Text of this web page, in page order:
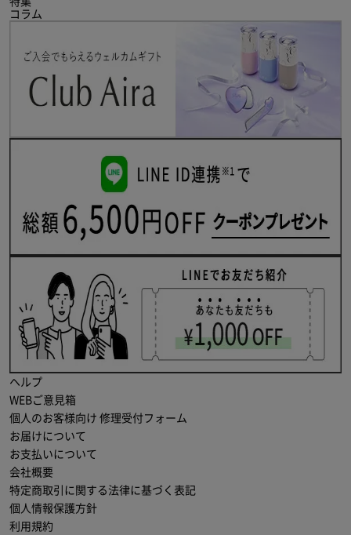
コラム
ヘルプ
WEBご意見箱
個人のお客様向け 修理受付フォーム
お届けについて
お支払いについて
会社概要
特定商取引に関する法律に基づく表記
個人情報保護方針
利用規約